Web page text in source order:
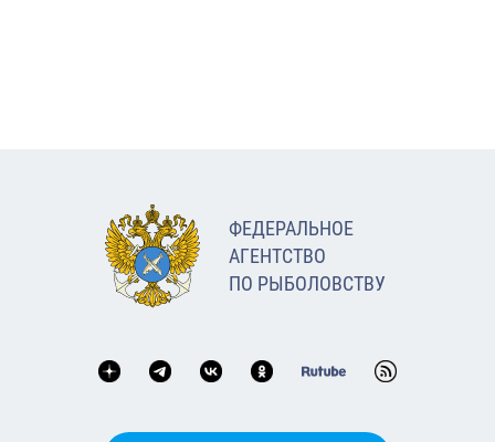
ФЕДЕРАЛЬНОЕ
АГЕНТСТВО
ПО РЫБОЛОВСТВУ